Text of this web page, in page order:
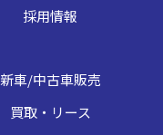
採用情報
新車/中古車販売
買取・リース